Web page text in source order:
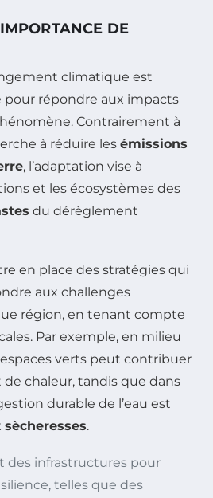
DE
climatique est
pour répondre aux impacts
Contrairement à
à réduire les émissions
, l’adaptation vise à
et les écosystèmes des
du dérèglement
en place des stratégies qui
aux challenges
région, en tenant compte
Par exemple, en milieu
verts peut contribuer
de chaleur, tandis que dans
durable de l’eau est
sècheresses.
des infrastructures pour
telles que des